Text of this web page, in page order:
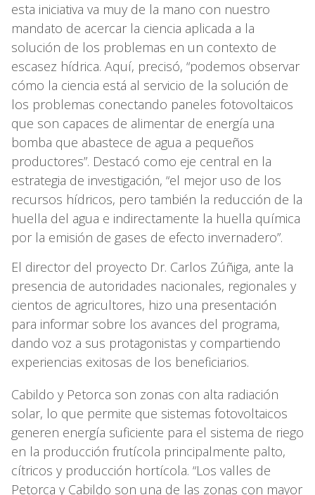
esta iniciativa va muy de la mano con nuestro
mandato de acercar la ciencia aplicada a la
solución de los problemas en un contexto de
escasez hídrica. Aquí, precisó, “podemos observar
cómo la ciencia está al servicio de la solución de
los problemas conectando paneles fotovoltaicos
que son capaces de alimentar de energía una
bomba que abastece de agua a pequeños
productores”. Destacó como eje central en la
estrategia de investigación, “el mejor uso de los
recursos hídricos, pero también la reducción de la
huella del agua e indirectamente la huella química
por la emisión de gases de efecto invernadero”.
El director del proyecto Dr. Carlos Zúñiga, ante la
presencia de autoridades nacionales, regionales y
cientos de agricultores, hizo una presentación
para informar sobre los avances del programa,
dando voz a sus protagonistas y compartiendo
experiencias exitosas de los beneficiarios.
Cabildo y Petorca son zonas con alta radiación
solar, lo que permite que sistemas fotovoltaicos
generen energía suficiente para el sistema de riego
en la producción frutícola principalmente palto,
cítricos y producción hortícola. “Los valles de
Petorca y Cabildo son una de las zonas con mayor